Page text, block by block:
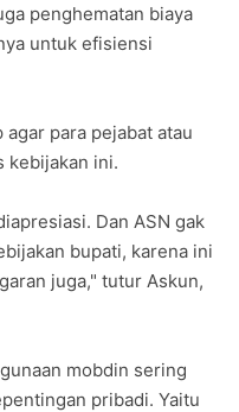
penghematan biaya
untuk efisiensi
para pejabat atau
kebijakan ini.
Dan ASN gak
bupati, karena ini
juga," tutur Askun,
mobdin sering
pribadi. Yaitu